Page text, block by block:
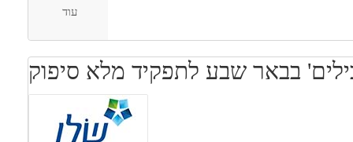
עוד
בבאר שבע לתפקיד מלא סיפוק